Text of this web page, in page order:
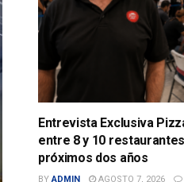
Entrevista Exclusiva
entre 8 y 10
próximos dos años
BY ADMIN AGOSTO 7, 2026